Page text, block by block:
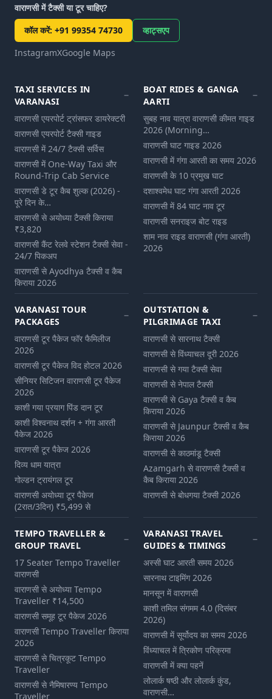
वाराणसी में टैक्सी या टूर चाहिए?
कॉल करें: +91 99354 74730
व्हाट्सएप
InstagramXGoogle Maps
TAXI SERVICES IN
VARANASI
वाराणसी एयरपोर्ट ट्रांसफर डायरेक्टरी
वाराणसी एयरपोर्ट टैक्सी गाइड
वाराणसी में 24/7 टैक्सी सर्विस
वाराणसी में One-Way Taxi और
Round-Trip Cab Service
वाराणसी डे टूर कैब शुल्‍क (2026) -
पूरे दिन के…
वाराणसी से अयोध्या टैक्सी किराया
₹3,820
वाराणसी कैंट रेलवे स्टेशन टैक्सी सेवा -
24/7 पिकअप
वाराणसी से Ayodhya टैक्सी व कैब
किराया 2026
BOAT RIDES & GANGA
AARTI
सुबह नाव यात्रा वाराणसी कीमत गाइड
2026 (Morning…
वाराणसी घाट गाइड 2026
वाराणसी में गंगा आरती का समय 2026
वाराणसी के 10 प्रमुख घाट
दशाश्वमेध घाट गंगा आरती 2026
वाराणसी में 84 घाट नाव टूर
वाराणसी सनराइज बोट राइड
शाम नाव राइड वाराणसी (गंगा आरती)
2026
VARANASI TOUR
PACKAGES
वाराणसी टूर पैकेज फॉर फैमिलीज
2026
वाराणसी टूर पैकेज विद होटल 2026
सीनियर सिटिजन वाराणसी टूर पैकेज
2026
काशी गया प्रयाग पिंड दान टूर
काशी विश्वनाथ दर्शन + गंगा आरती
पैकेज 2026
वाराणसी टूर पैकेज 2026
दिव्य धाम यात्रा
गोल्डन ट्रायंगल टूर
वाराणसी अयोध्या टूर पैकेज
(2रात/3दिन) ₹5,499 से
OUTSTATION &
PILGRIMAGE TAXI
वाराणसी से सारनाथ टैक्सी
वाराणसी से विंध्याचल दूरी 2026
वाराणसी से गया टैक्सी सेवा
वाराणसी से नेपाल टैक्सी
वाराणसी से Gaya टैक्सी व कैब
किराया 2026
वाराणसी से Jaunpur टैक्सी व कैब
किराया 2026
वाराणसी से काठमांडू टैक्सी
Azamgarh से वाराणसी टैक्सी व
कैब किराया 2026
वाराणसी से बोधगया टैक्सी 2026
TEMPO TRAVELLER &
GROUP TRAVEL
17 Seater Tempo Traveller
वाराणसी
वाराणसी से अयोध्या Tempo
Traveller ₹14,500
वाराणसी समूह टूर पैकेज 2026
वाराणसी Tempo Traveller किराया
2026
वाराणसी से चित्रकूट Tempo
Traveller
वाराणसी से नैमिषारण्य Tempo
Traveller
VARANASI TRAVEL
GUIDES & TIMINGS
अस्सी घाट आरती समय 2026
सारनाथ टाइमिंग 2026
मानसून में वाराणसी
काशी तमिल संगमम 4.0 (दिसंबर
2026)
वाराणसी में सूर्योदय का समय 2026
विंध्याचल में त्रिकोण परिक्रमा
वाराणसी में क्या पहनें
लोलार्क षष्ठी और लोलार्क कुंड,
वाराणसी…